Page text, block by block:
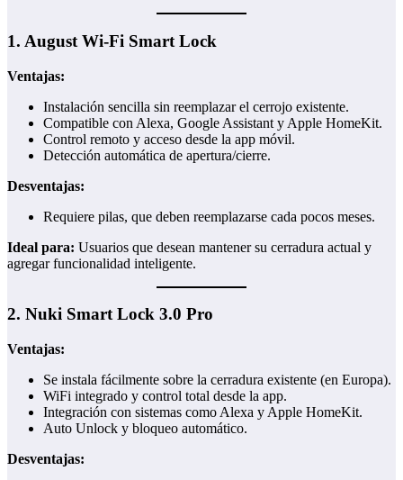
1. August Wi-Fi Smart Lock
Ventajas:
Instalación sencilla sin reemplazar el cerrojo existente.
Compatible con Alexa, Google Assistant y Apple HomeKit.
Control remoto y acceso desde la app móvil.
Detección automática de apertura/cierre.
Desventajas:
Requiere pilas, que deben reemplazarse cada pocos meses.
Ideal para: Usuarios que desean mantener su cerradura actual y
agregar funcionalidad inteligente.
2. Nuki Smart Lock 3.0 Pro
Ventajas:
Se instala fácilmente sobre la cerradura existente (en Europa).
WiFi integrado y control total desde la app.
Integración con sistemas como Alexa y Apple HomeKit.
Auto Unlock y bloqueo automático.
Desventajas: